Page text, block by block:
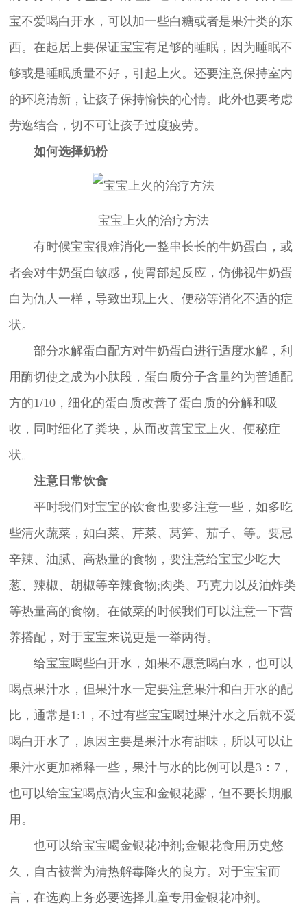
宝不爱喝白开水，可以加一些白糖或者是果汁类的东
西。在起居上要保证宝宝有足够的睡眠，因为睡眠不
够或是睡眠质量不好，引起上火。还要注意保持室内
的环境清新，让孩子保持愉快的心情。此外也要考虑
劳逸结合，切不可让孩子过度疲劳。
如何选择奶粉
宝宝上火的治疗方法
有时候宝宝很难消化一整串长长的牛奶蛋白，或
者会对牛奶蛋白敏感，使胃部起反应，仿佛视牛奶蛋
白为仇人一样，导致出现上火、便秘等消化不适的症
状。
部分水解蛋白配方对牛奶蛋白进行适度水解，利
用酶切使之成为小肽段，蛋白质分子含量约为普通配
方的1/10，细化的蛋白质改善了蛋白质的分解和吸
收，同时细化了粪块，从而改善宝宝上火、便秘症
状。
注意日常饮食
平时我们对宝宝的饮食也要多注意一些，如多吃
些清火蔬菜，如白菜、芹菜、莴笋、茄子、等。要忌
辛辣、油腻、高热量的食物，要注意给宝宝少吃大
葱、辣椒、胡椒等辛辣食物;肉类、巧克力以及油炸类
等热量高的食物。在做菜的时候我们可以注意一下营
养搭配，对于宝宝来说更是一举两得。
给宝宝喝些白开水，如果不愿意喝白水，也可以
喝点果汁水，但果汁水一定要注意果汁和白开水的配
比，通常是1:1，不过有些宝宝喝过果汁水之后就不爱
喝白开水了，原因主要是果汁水有甜味，所以可以让
果汁水更加稀释一些，果汁与水的比例可以是3：7，
也可以给宝宝喝点清火宝和金银花露，但不要长期服
用。
也可以给宝宝喝金银花冲剂;金银花食用历史悠
久，自古被誉为清热解毒降火的良方。对于宝宝而
言，在选购上务必要选择儿童专用金银花冲剂。